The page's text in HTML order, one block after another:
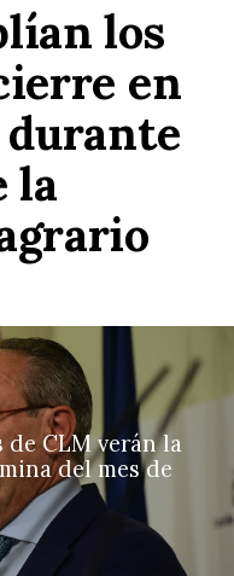
los
en
la
CLM verán la
del mes de